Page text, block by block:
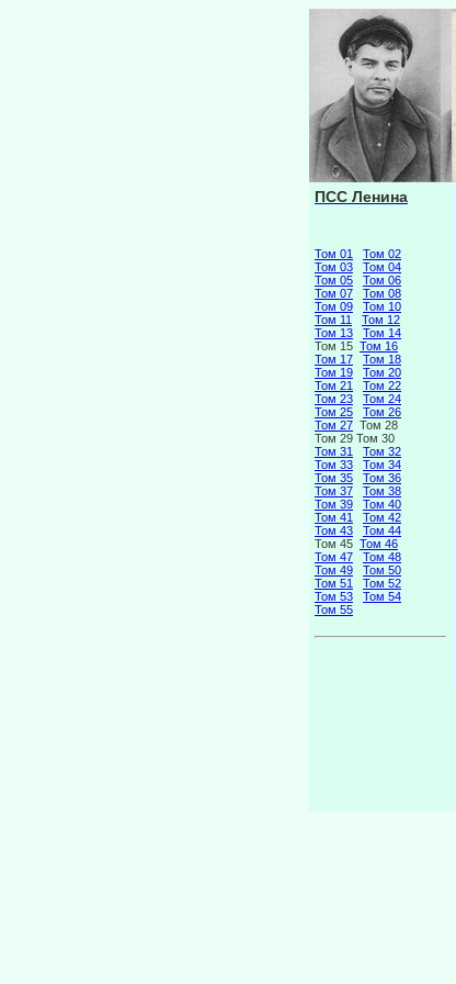
ПСС Ленина
Том 01
Том 02
Том 03
Том 04
Том 05
Том 06
Том 07
Том 08
Том 09
Том 10
Том 11
Том 12
Том 13
Том 14
Том 15 Том 16
Том 17
Том 18
Том 19
Том 20
Том 21
Том 22
Том 23
Том 24
Том 25
Том 26
Том 27 Том 28
Том 29 Том 30
Том 31
Том 32
Том 33
Том 34
Том 35
Том 36
Том 37
Том 38
Том 39
Том 40
Том 41
Том 42
Том 43
Том 44
Том 45 Том 46
Том 47
Том 48
Том 49
Том 50
Том 51
Том 52
Том 53
Том 54
Том 55